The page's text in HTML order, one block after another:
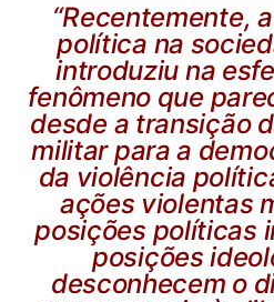
“Recentemente,
política na
introduziu na
fenômeno que
desde a transição
militar para a
da violência
ações violentas
posições políticas
posições
desconhecem o